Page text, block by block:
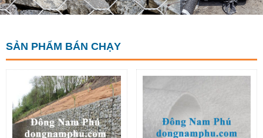
SẢN PHẨM BÁN CHẠY